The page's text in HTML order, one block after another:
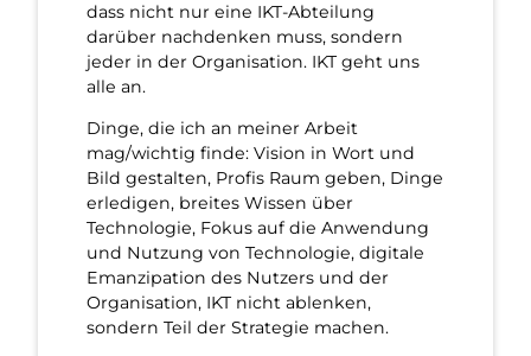
dass nicht nur eine IKT-Abteilung
darüber nachdenken muss, sondern
jeder in der Organisation. IKT geht uns
alle an.
Dinge, die ich an meiner Arbeit
mag/wichtig finde: Vision in Wort und
Bild gestalten, Profis Raum geben, Dinge
erledigen, breites Wissen über
Technologie, Fokus auf die Anwendung
und Nutzung von Technologie, digitale
Emanzipation des Nutzers und der
Organisation, IKT nicht ablenken,
sondern Teil der Strategie machen.